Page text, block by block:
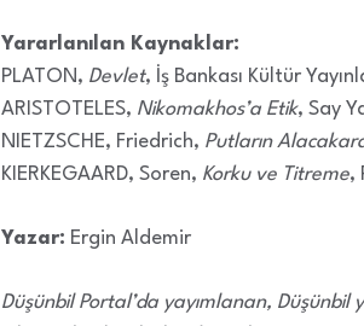
Yararlanılan Kaynaklar:
PLATON, Devlet, İş Bankası Kültür
ARISTOTELES, Nikomakhos’a Etik, Say
NIETZSCHE, Friedrich, Putların
KIERKEGAARD, Soren, Korku ve Titreme,
Yazar: Ergin Aldemir
Düşünbil Portal’da yayımlanan,